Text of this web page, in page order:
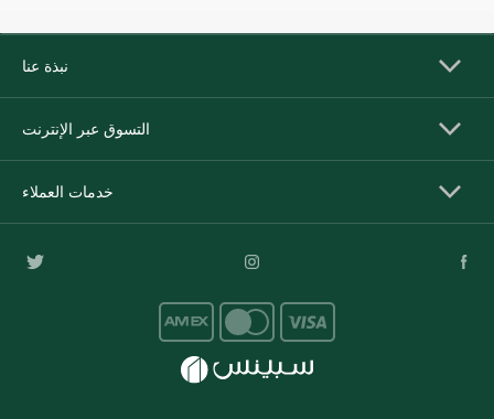
نبذة عنا
التسوق عبر الإنترنت
خدمات العملاء